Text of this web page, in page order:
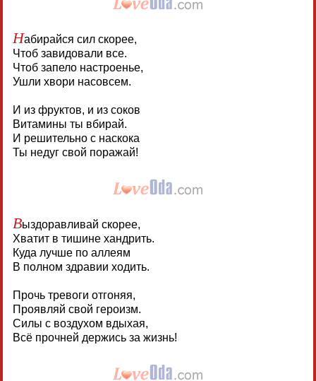
Набирайся сил скорее,
Чтоб завидовали все.
Чтоб запело настроенье,
Ушли хвори насовсем.
И из фруктов, и из соков
Витамины ты вбирай.
И решительно с наскока
Ты недуг свой поражай!
Выздоравливай скорее,
Хватит в тишине хандрить.
Куда лучше по аллеям
В полном здравии ходить.
Прочь тревоги отгоняя,
Проявляй свой героизм.
Силы с воздухом вдыхая,
Всё прочней держись за жизнь!